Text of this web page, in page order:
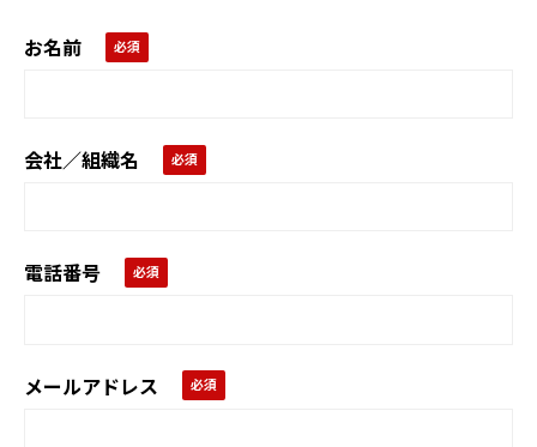
お名前
会社／組織名
電話番号
メールアドレス